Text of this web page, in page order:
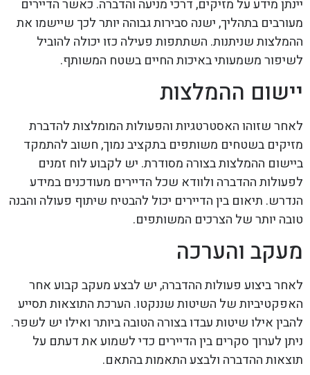
יינתן מידע על מזיקים, דרכי מניעה והדברה. כאשר הדיירים
מעורבים בתהליך, ישנה סבירות גבוהה יותר לכך שיישמו את
ההמלצות שניתנות. השתתפות פעילה כזו יכולה להוביל
לשיפור משמעותי באיכות החיים בשטח המשותף.
יישום ההמלצות
לאחר שזוהו האסטרטגיות והפעולות המומלצות להדברת
מזיקים בשטחים משותפים בתקציב נמוך, חשוב להתמקד
ביישום ההמלצות בצורה מסודרת. יש לקבוע לוח זמנים
לפעולות ההדברה ולוודא שכל הדיירים מעודכנים במידע
הנדרש. תיאום בין הדיירים יכול להבטיח שיתוף פעולה והבנה
טובה יותר של הצרכים המשותפים.
מעקב והערכה
לאחר ביצוע פעולות ההדברה, יש לבצע מעקב קבוע אחר
האפקטיביות של השיטות שננקטו. הערכת התוצאות תסייע
להבין אילו שיטות עבדו בצורה הטובה ביותר ואילו יש לשפר.
ניתן לערוך סקרים בין הדיירים כדי לשמוע את דעתם על
תוצאות ההדברה ולבצע התאמות בהתאם.